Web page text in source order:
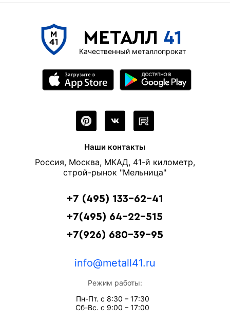
МЕТАЛЛ 41
Качественный металлопрокат
Наши контакты
Россия, Москва, МКАД, 41-й километр,
строй-рынок "Мельница"
+7 (495) 133-62-41
+7(495) 64-22-515
+7(926) 680-39-95
info@metall41.ru
Режим работы:
Пн-Пт. с 8:30 – 17:30
Сб-Вс. с 9:00 – 17:00